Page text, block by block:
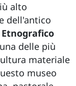
alto
dell'antico
delle più
materiale
museo